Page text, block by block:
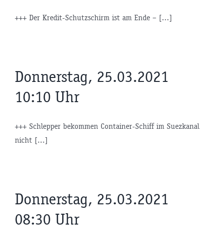
+++ Der Kredit-Schutzschirm ist am Ende – [...]
Donnerstag, 25.03.2021
10:10 Uhr
+++ Schlepper bekommen Container-Schiff im Suezkanal
nicht [...]
Donnerstag, 25.03.2021
08:30 Uhr